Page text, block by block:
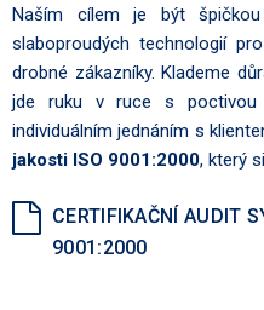
Naším cílem je být
slaboproudých technologií
drobné zákazníky. Klademe
jde ruku v ruce s poctivou
individuálním jednáním s
jakosti ISO 9001:2000, který
CERTIFIKAČNÍ AUDIT
9001:2000